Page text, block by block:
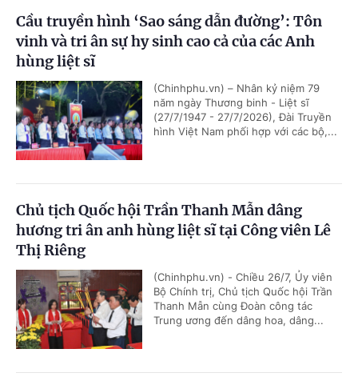
Cầu truyền hình ‘Sao sáng dẫn đường’: Tôn
vinh và tri ân sự hy sinh cao cả của các Anh
hùng liệt sĩ
(Chinhphu.vn) – Nhân kỷ niệm 79
năm ngày Thương binh - Liệt sĩ
(27/7/1947 - 27/7/2026), Đài Truyền
hình Việt Nam phối hợp với các bộ,...
Chủ tịch Quốc hội Trần Thanh Mẫn dâng
hương tri ân anh hùng liệt sĩ tại Công viên Lê
Thị Riêng
(Chinhphu.vn) - Chiều 26/7, Ủy viên
Bộ Chính trị, Chủ tịch Quốc hội Trần
Thanh Mẫn cùng Đoàn công tác
Trung ương đến dâng hoa, dâng...